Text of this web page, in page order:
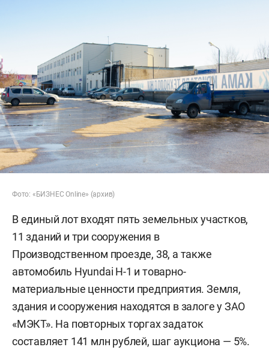
Фото: «БИЗНЕС Online» (архив)
В единый лот входят пять земельных участков,
11 зданий и три сооружения в
Производственном проезде, 38, а также
автомобиль Hyundai H-1 и товарно-
материальные ценности предприятия. Земля,
здания и сооружения находятся в залоге у ЗАО
«МЭКТ». На повторных торгах задаток
составляет 141 млн рублей, шаг аукциона — 5%.